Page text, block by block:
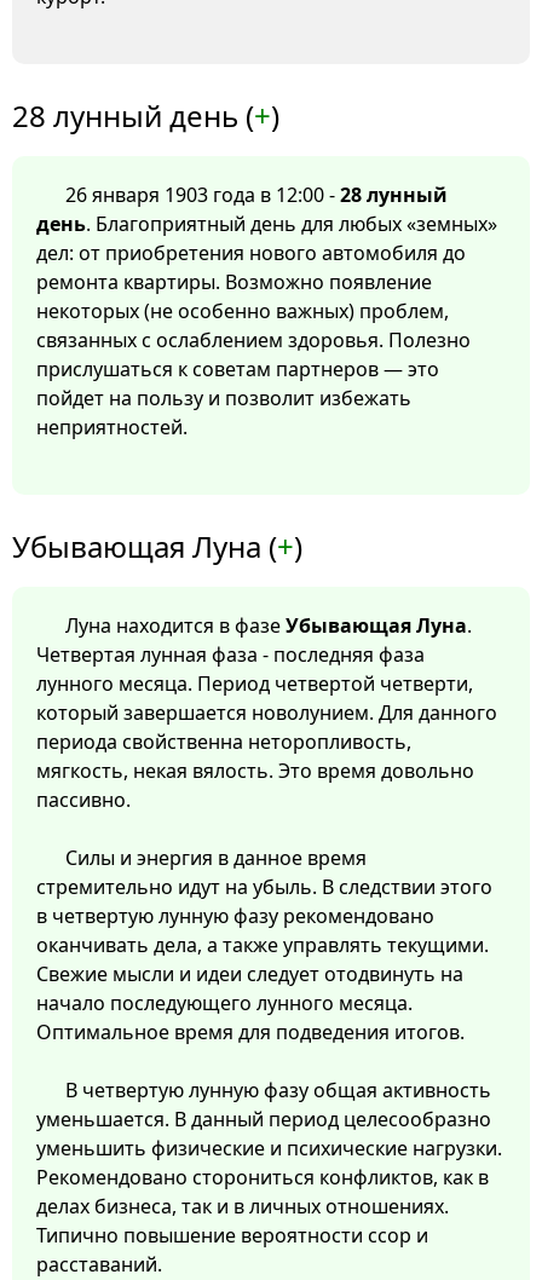
28 лунный день (+)
26 января 1903 года в 12:00 -28 лунный
день. Благоприятный день для любых «земных»
дел: от приобретения нового автомобиля до
ремонта квартиры. Возможно появление
некоторых (не особенно важных) проблем,
связанных с ослаблением здоровья. Полезно
прислушаться к советам партнеров — это
пойдет на пользу и позволит избежать
неприятностей.
Убывающая Луна (+)
Луна находится в фазеУбывающая Луна.
Четвертая лунная фаза - последняя фаза
лунного месяца. Период четвертой четверти,
который завершается новолунием. Для данного
периода свойственна неторопливость,
мягкость, некая вялость. Это время довольно
пассивно.
Силы и энергия в данное время
стремительно идут на убыль. В следствии этого
в четвертую лунную фазу рекомендовано
оканчивать дела, а также управлять текущими.
Свежие мысли и идеи следует отодвинуть на
начало последующего лунного месяца.
Оптимальное время для подведения итогов.
В четвертую лунную фазу общая активность
уменьшается. В данный период целесообразно
уменьшить физические и психические нагрузки.
Рекомендовано сторониться конфликтов, как в
делах бизнеса, так и в личных отношениях.
Типично повышение вероятности ссор и
расставаний.